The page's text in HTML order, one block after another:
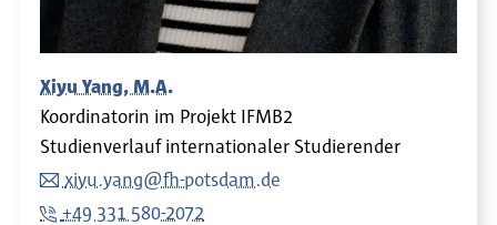
Xiyu Yang, M.A.
Koordinatorin im Projekt IFMB2
Studienverlauf internationaler Studierender
xiyu.yang@fh-potsdam.de
+49 331 580-2072